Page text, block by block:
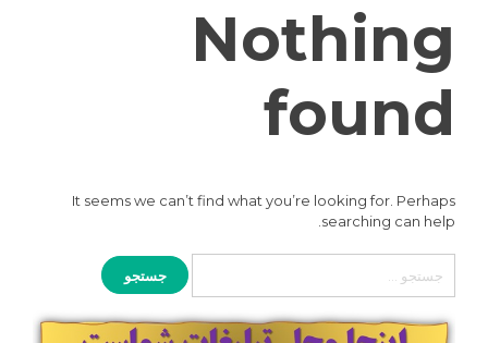
Nothing
found
It seems we can’t find what you’re looking for. Perhaps
searching can help.
برای: